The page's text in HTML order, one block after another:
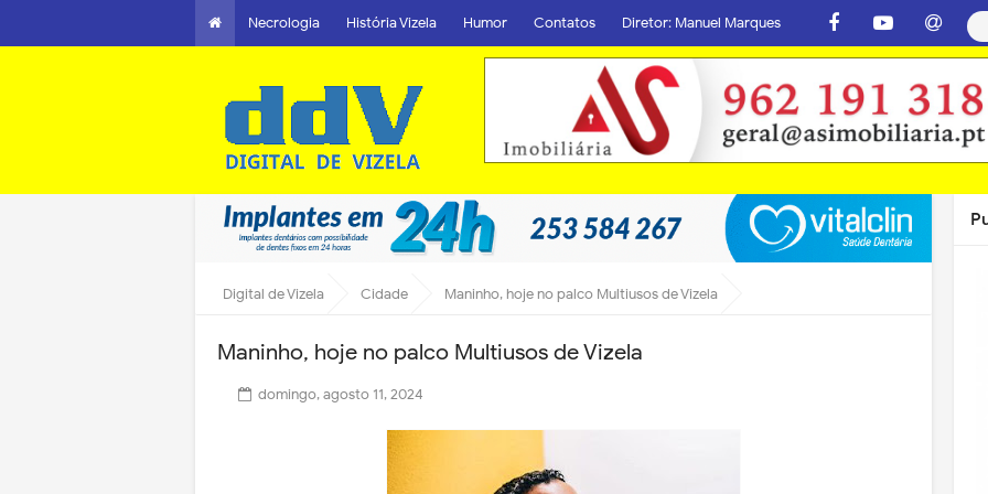
Necrologia História Vizela Humor Contatos Diretor: Manuel Marques
Digital de Vizela Cidade Maninho, hoje no palco Multiusos de Vizela
Maninho, hoje no palco Multiusos de Vizela
domingo, agosto 11, 2024